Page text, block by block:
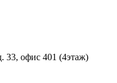
33, офис 401 (4этаж)